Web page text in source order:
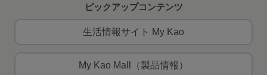
ピックアップコンテンツ
生活情報サイト My Kao
My Kao Mall（製品情報）